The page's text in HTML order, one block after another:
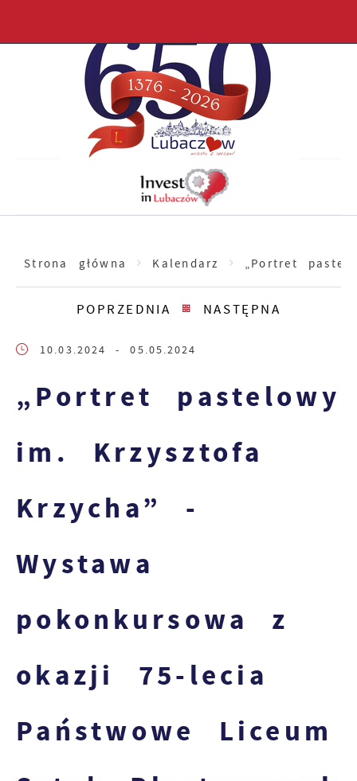
Strona główna Kalendarz „Portret
POPRZEDNIA NASTĘPNA
10.03.2024 - 05.05.2024
„Portret pastelowy
im. Krzysztofa
Krzycha” -
Wystawa
pokonkursowa z
okazji 75-lecia
Państwowe Liceum